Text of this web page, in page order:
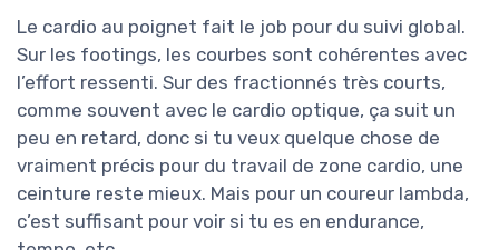
Le cardio au poignet fait le job pour du suivi global.
Sur les footings, les courbes sont cohérentes avec
l’effort ressenti. Sur des fractionnés très courts,
comme souvent avec le cardio optique, ça suit un
peu en retard, donc si tu veux quelque chose de
vraiment précis pour du travail de zone cardio, une
ceinture reste mieux. Mais pour un coureur lambda,
c’est suffisant pour voir si tu es en endurance,